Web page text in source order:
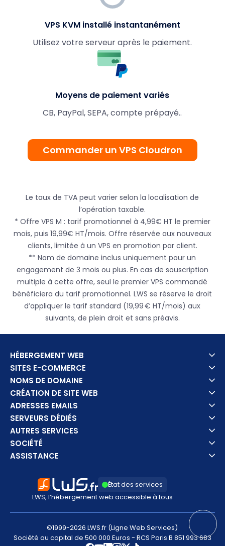
VPS KVM installé instantanément
Utilisez votre serveur après le paiement.
Moyens de paiement variés
CB, PayPal, SEPA, compte prépayé..
Commander un VPS Cloudron
Le taux de TVA peut varier selon la localisation de
l’opération taxable.
* Offre VPS M : tarif promotionnel à 4,99€ HT le premier
mois, puis 19,99€ HT/mois. Offre réservée aux nouveaux
clients, limitée à un VPS en promotion par client.
** Nom de domaine inclus uniquement pour un
engagement de 3 mois ou plus. En cas de souscription
multiple à cette offre, seul le premier VPS commandé
bénéficiera du tarif promotionnel. LWS se réserve le droit
d’appliquer le tarif standard (19,99 € HT/mois) aux
suivants, de plein droit et sans préavis.
HÉBERGEMENT WEB
SITES E-COMMERCE
NOMS DE DOMAINE
CRÉATION DE SITE WEB
ADRESSES EMAILS
SERVEURS DÉDIÉS
AUTRES SERVICES
SOCIÉTÉ
ASSISTANCE
État des services
LWS, l’hébergement web accessible à tous
©1999-2026 LWS.fr (Ligne Web Services)
Société au capital de 500 000 Euros - RCS Paris B 851 993 683